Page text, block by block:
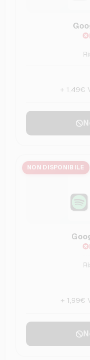
+ 1,49€
NON DISPONIBILE
+ 1,99€